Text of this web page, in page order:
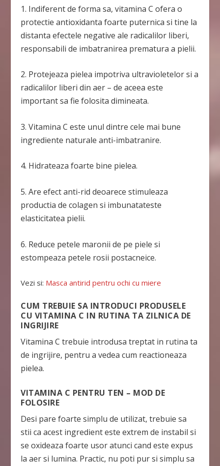
1. Indiferent de forma sa, vitamina C ofera o
protectie antioxidanta foarte puternica si tine la
distanta efectele negative ale radicalilor liberi,
responsabili de imbatranirea prematura a pielii.
2. Protejeaza pielea impotriva ultravioletelor si a
radicalilor liberi din aer – de aceea este
important sa fie folosita dimineata.
3. Vitamina C este unul dintre cele mai bune
ingrediente naturale anti-imbatranire.
4. Hidrateaza foarte bine pielea.
5. Are efect anti-rid deoarece stimuleaza
productia de colagen si imbunatateste
elasticitatea pielii.
6. Reduce petele maronii de pe piele si
estompeaza petele rosii postacneice.
Vezi si: Masca antirid pentru ochi cu miere
CUM TREBUIE SA INTRODUCI PRODUSELE
CU VITAMINA C IN RUTINA TA ZILNICA DE
INGRIJIRE
Vitamina C trebuie introdusa treptat in rutina ta
de ingrijire, pentru a vedea cum reactioneaza
pielea.
VITAMINA C PENTRU TEN – MOD DE
FOLOSIRE
Desi pare foarte simplu de utilizat, trebuie sa
stii ca acest ingredient este extrem de instabil si
se oxideaza foarte usor atunci cand este expus
la aer si lumina. Practic, nu poti pur si simplu sa